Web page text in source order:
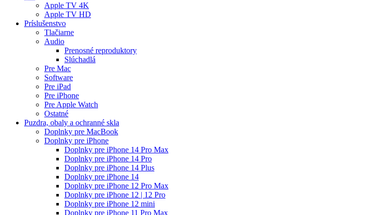
Apple TV 4K
Apple TV HD
Príslušenstvo
Tlačiarne
Audio
Prenosné reproduktory
Slúchadlá
Pre Mac
Software
Pre iPad
Pre iPhone
Pre Apple Watch
Ostatné
Puzdra, obaly a ochranné skla
Doplnky pre MacBook
Doplnky pre iPhone
Doplnky pre iPhone 14 Pro Max
Doplnky pre iPhone 14 Pro
Doplnky pre iPhone 14 Plus
Doplnky pre iPhone 14
Doplnky pre iPhone 12 Pro Max
Doplnky pre iPhone 12 | 12 Pro
Doplnky pre iPhone 12 mini
Doplnky pre iPhone 11 Pro Max